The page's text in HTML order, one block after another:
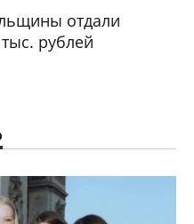
отдали
рублей